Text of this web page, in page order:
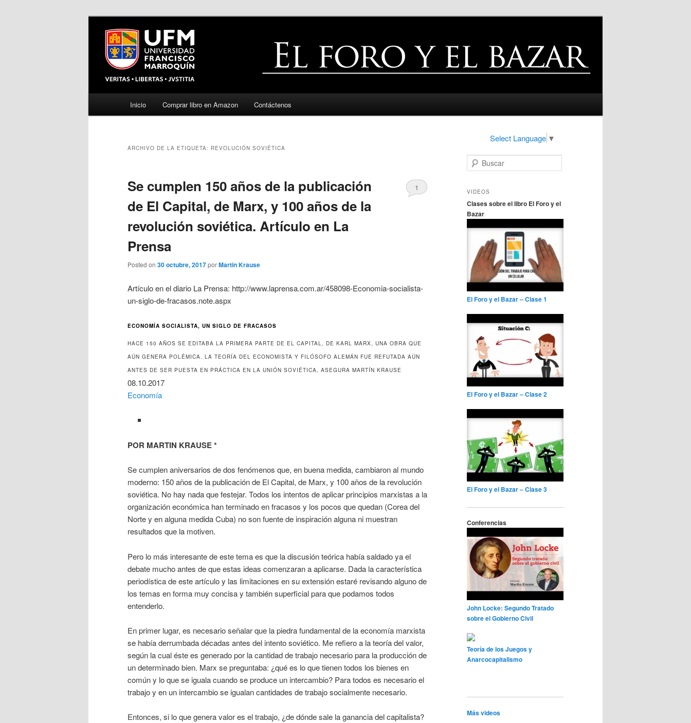
Ir
principal
Ir
secundario
Inicio Comprar libro en Amazon Contáctenos
Select Language ▼
ARCHIVO DE LA ETIQUETA: REVOLUCIÓN SOVIÉTICA
Se cumplen 150 años de la publicación
de El Capital, de Marx, y 100 años de la
revolución soviética. Artículo en La
Prensa
Posted on 30 octubre, 2017porMartin Krause
1
Artículo en el diario La Prensa: http://www.laprensa.com.ar/458098-Economia-socialista-
un-siglo-de-fracasos.note.aspx
ECONOMÍA SOCIALISTA, UN SIGLO DE FRACASOS
HACE 150 AÑOS SE EDITABA LA PRIMERA PARTE DE EL CAPITAL, DE KARL MARX, UNA OBRA QUE
AÚN GENERA POLÉMICA. LA TEORÍA DEL ECONOMISTA Y FILÓSOFO ALEMÁN FUE REFUTADA AÚN
ANTES DE SER PUESTA EN PRÁCTICA EN LA UNIÓN SOVIÉTICA, ASEGURA MARTÍN KRAUSE
08.10.2017
Economía
POR MARTIN KRAUSE *
Se cumplen aniversarios de dos fenómenos que, en buena medida, cambiaron al mundo
moderno: 150 años de la publicación de El Capital, de Marx, y 100 años de la revolución
soviética. No hay nada que festejar. Todos los intentos de aplicar principios marxistas a la
organización económica han terminado en fracasos y los pocos que quedan (Corea del
Norte y en alguna medida Cuba) no son fuente de inspiración alguna ni muestran
resultados que la motiven.
Pero lo más interesante de este tema es que la discusión teórica había saldado ya el
debate mucho antes de que estas ideas comenzaran a aplicarse. Dada la característica
periodística de este artículo y las limitaciones en su extensión estaré revisando alguno de
los temas en forma muy concisa y también superficial para que podamos todos
entenderlo.
En primer lugar, es necesario señalar que la piedra fundamental de la economía marxista
se había derrumbada décadas antes del intento soviético. Me refiero a la teoría del valor,
según la cual éste es generado por la cantidad de trabajo necesario para la producción de
un determinado bien. Marx se preguntaba: ¿qué es lo que tienen todos los bienes en
común y lo que se iguala cuando se produce un intercambio? Para todos es necesario el
trabajo y en un intercambio se igualan cantidades de trabajo socialmente necesario.
Entonces, si lo que genera valor es el trabajo, ¿de dónde sale la ganancia del capitalista?
u
c
r
VIDEOS
Clases sobre el libro El Foro y el
Bazar
El Foro y el Bazar – Clase 1
El Foro y el Bazar – Clase 2
El Foro y el Bazar – Clase 3
Conferencias
John Locke: Segundo Tratado
sobre el Gobierno Civil
Teoría de los Juegos y
Anarcocapitalismo
Más videos